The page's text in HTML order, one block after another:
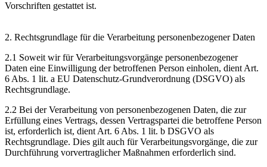
Vorschriften gestattet ist.
2. Rechtsgrundlage für die Verarbeitung personenbezogener Daten
2.1 Soweit wir für Verarbeitungsvorgänge personenbezogener
Daten eine Einwilligung der betroffenen Person einholen, dient Art.
6 Abs. 1 lit. a EU Datenschutz-Grundverordnung (DSGVO) als
Rechtsgrundlage.
2.2 Bei der Verarbeitung von personenbezogenen Daten, die zur
Erfüllung eines Vertrags, dessen Vertragspartei die betroffene Person
ist, erforderlich ist, dient Art. 6 Abs. 1 lit. b DSGVO als
Rechtsgrundlage. Dies gilt auch für Verarbeitungsvorgänge, die zur
Durchführung vorvertraglicher Maßnahmen erforderlich sind.